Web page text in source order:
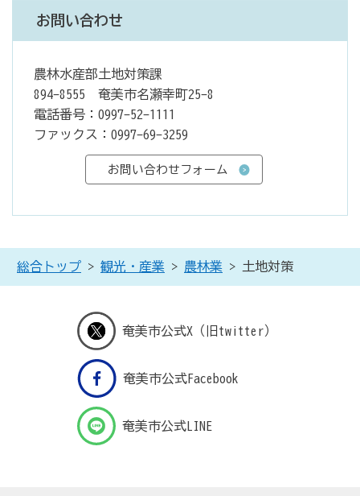
お問い合わせ
農林水産部土地対策課
894-8555 奄美市名瀬幸町25-8
電話番号：0997-52-1111
ファックス：0997-69-3259
総合トップ > 観光・産業 > 農林業 > 土地対策
奄美市公式X（旧twitter）
奄美市公式Facebook
奄美市公式LINE